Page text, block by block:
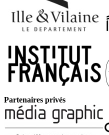
Partenaires privés